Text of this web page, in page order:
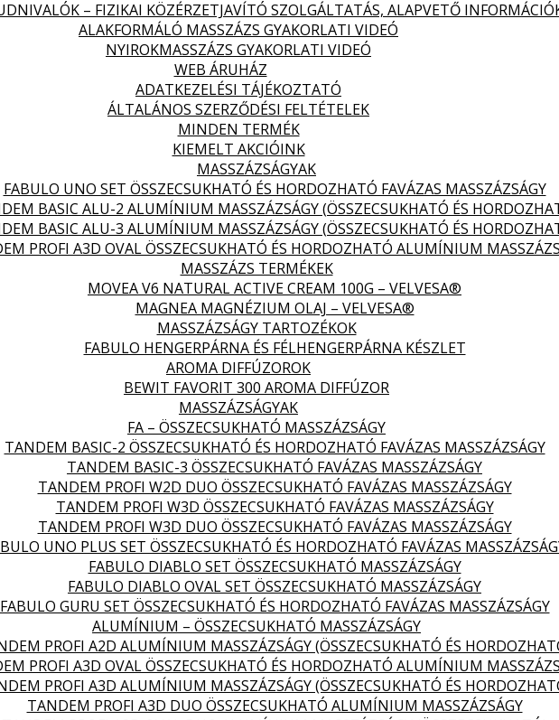
– FIZIKAI KÖZÉRZETJAVÍTÓ SZOLGÁLTATÁS, ALAPVETŐ
ALAKFORMÁLÓ MASSZÁZS GYAKORLATI VIDEÓ
NYIROKMASSZÁZS GYAKORLATI VIDEÓ
WEB ÁRUHÁZ
ADATKEZELÉSI TÁJÉKOZTATÓ
ÁLTALÁNOS SZERZŐDÉSI FELTÉTELEK
MINDEN TERMÉK
KIEMELT AKCIÓINK
MASSZÁZSÁGYAK
FABULO UNO SET ÖSSZECSUKHATÓ ÉS HORDOZHATÓ FAVÁZAS MASSZÁZSÁGY
BASIC ALU-2 ALUMÍNIUM MASSZÁZSÁGY (ÖSSZECSUKHATÓ ÉS
BASIC ALU-3 ALUMÍNIUM MASSZÁZSÁGY (ÖSSZECSUKHATÓ ÉS
PROFI A3D OVAL ÖSSZECSUKHATÓ ÉS HORDOZHATÓ ALUMÍNIUM
MASSZÁZS TERMÉKEK
MOVEA V6 NATURAL ACTIVE CREAM 100G – VELVESA®
MAGNEA MAGNÉZIUM OLAJ – VELVESA®
MASSZÁZSÁGY TARTOZÉKOK
FABULO HENGERPÁRNA ÉS FÉLHENGERPÁRNA KÉSZLET
AROMA DIFFÚZOROK
BEWIT FAVORIT 300 AROMA DIFFÚZOR
MASSZÁZSÁGYAK
FA – ÖSSZECSUKHATÓ MASSZÁZSÁGY
TANDEM BASIC-2 ÖSSZECSUKHATÓ ÉS HORDOZHATÓ FAVÁZAS MASSZÁZSÁGY
TANDEM BASIC-3 ÖSSZECSUKHATÓ FAVÁZAS MASSZÁZSÁGY
TANDEM PROFI W2D DUO ÖSSZECSUKHATÓ FAVÁZAS MASSZÁZSÁGY
TANDEM PROFI W3D ÖSSZECSUKHATÓ FAVÁZAS MASSZÁZSÁGY
TANDEM PROFI W3D DUO ÖSSZECSUKHATÓ FAVÁZAS MASSZÁZSÁGY
UNO PLUS SET ÖSSZECSUKHATÓ ÉS HORDOZHATÓ FAVÁZAS
FABULO DIABLO SET ÖSSZECSUKHATÓ MASSZÁZSÁGY
FABULO DIABLO OVAL SET ÖSSZECSUKHATÓ MASSZÁZSÁGY
FABULO GURU SET ÖSSZECSUKHATÓ ÉS HORDOZHATÓ FAVÁZAS MASSZÁZSÁGY
ALUMÍNIUM – ÖSSZECSUKHATÓ MASSZÁZSÁGY
PROFI A2D ALUMÍNIUM MASSZÁZSÁGY (ÖSSZECSUKHATÓ ÉS
PROFI A3D OVAL ÖSSZECSUKHATÓ ÉS HORDOZHATÓ ALUMÍNIUM
PROFI A3D ALUMÍNIUM MASSZÁZSÁGY (ÖSSZECSUKHATÓ ÉS
TANDEM PROFI A3D DUO ÖSSZECSUKHATÓ ALUMÍNIUM MASSZÁZSÁGY